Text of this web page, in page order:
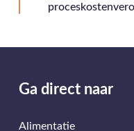
Ga direct naar
Alimentatie